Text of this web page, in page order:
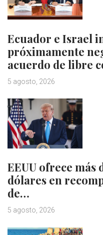
Ecuador e Israel
próximamente
acuerdo de libre
5 agosto, 2026
EEUU ofrece más
dólares en
de…
5 agosto, 2026